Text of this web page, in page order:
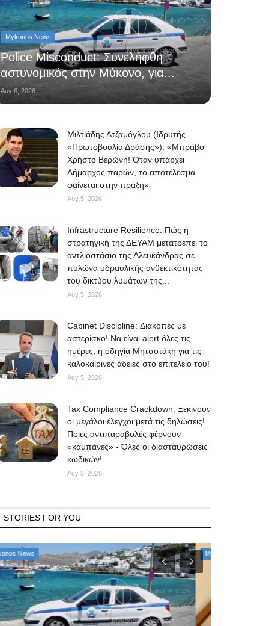
Mykonos News
Police Misconduct: Συνελήφθη
αστυνομικός στην Μύκονο, για...
Αυγ 6, 2026
Μιλτιάδης Ατζαμόγλου (Ιδρυτής
«Πρωτοβουλία Δράσης»): «Μπράβο
Χρήστο Βερώνη! Όταν υπάρχει
Δήμαρχος παρών, το αποτέλεσμα
φαίνεται στην πράξη»
Αυγ 5, 2026
Infrastructure Resilience: Πώς η
στρατηγική της ΔΕΥΑΜ μετατρέπει το
αντλιοστάσιο της Αλευκάνδρας σε
πυλώνα υδραυλικής ανθεκτικότητας
του δικτύου λυμάτων της...
Αυγ 5, 2026
Cabinet Discipline: Διακοπές με
αστερίσκο! Να είναι alert όλες τις
ημέρες, η οδηγία Μητσοτάκη για τις
καλοκαιρινές άδειες στο επιτελείο του!
Αυγ 5, 2026
Tax Compliance Crackdown: Ξεκινούν
οι μεγάλοι έλεγχοι μετά τις δηλώσεις!
Ποιες αντιπαραβολές φέρνουν
«καμπάνες» - Όλες οι διασταυρώσεις
κωδικών!
Αυγ 5, 2026
STORIES FOR YOU
Mykonos News